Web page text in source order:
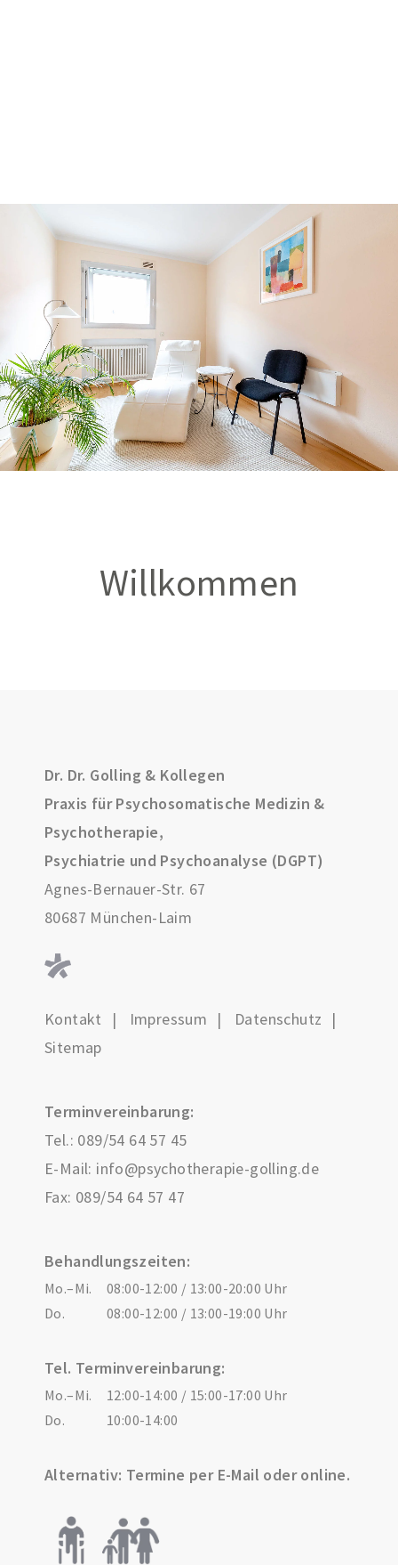
Willkommen
Dr. Dr. Golling & Kollegen
Praxis für Psychosomatische Medizin &
Psychotherapie,
Psychiatrie und Psychoanalyse (DGPT)
Agnes-Bernauer-Str. 67
80687 München-Laim
Kontakt Impressum
Datenschutz
Sitemap
Terminvereinbarung:
Tel.: 089/54 64 57 45
E-Mail: info@psychotherapie-golling.de
Fax: 089/54 64 57 47
Behandlungszeiten:
Mo.–Mi.
08:00-12:00 / 13:00-20:00 Uhr
Do.
08:00-12:00 / 13:00-19:00 Uhr
Tel. Terminvereinbarung:
Mo.–Mi.
12:00-14:00 / 15:00-17:00 Uhr
Do.
10:00-14:00
Alternativ: Termine per E-Mail oder online.